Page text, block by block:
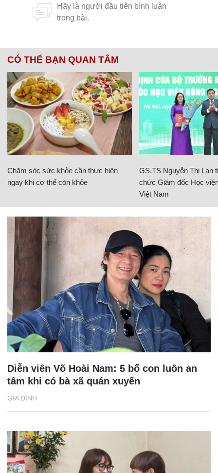
CÓ THỂ BẠN QUAN TÂM
Chăm sóc sức khỏe cần thực hiện
ngay khi cơ thể còn khỏe
GS.TS Nguyễn Thị Lan
chức Giám đốc Học
Việt Nam
GIA ĐÌNH
Diễn viên Võ Hoài Nam: 5 bố con luôn an
tâm khi có bà xã quán xuyến